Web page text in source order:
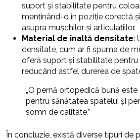
suport și stabilitate pentru
menținând-o în poziție corectă
asupra mușchilor și articulațiilor.
Material de înaltă densitate:
densitate, cum ar fi spuma de
oferă suport și stabilitate pentru
reducând astfel durerea de
„O pernă ortopedică bună este
pentru sănătatea spatelui și
somn de calitate.”
În concluzie, există diverse tipuri de